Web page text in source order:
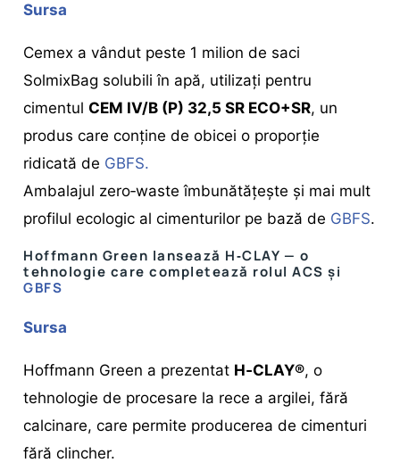
Sursa
Cemex a vândut peste 1 milion de saci
SolmixBag solubili în apă, utilizați pentru
cimentulCEM IV/B (P) 32,5 SR ECO+SR, un
produs care conține de obicei o proporție
ridicată de GBFS.
Ambalajul zero‑waste îmbunătățește și mai mult
profilul ecologic al cimenturilor pe bază de GBFS.
Hoffmann Green lansează H‑CLAY — o
tehnologie care completează rolul ACS și
GBFS
Sursa
Hoffmann Green a prezentat H‑CLAY®, o
tehnologie de procesare la rece a argilei, fără
calcinare, care permite producerea de cimenturi
fără clincher.